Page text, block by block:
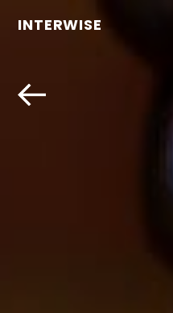
INTERWISE